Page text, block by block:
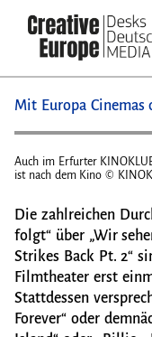
zum
Inhalt
Mit Europa Cinemas
Auch im Erfurter
ist nach dem Kino ©
Die zahlreichen
folgt“ über „Wir
Strikes Back Pt. 2“
Filmtheater erst
Stattdessen
Forever“ oder